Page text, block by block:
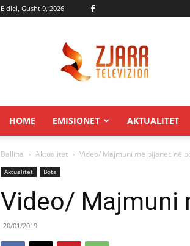
E diel, Gusht 9, 2026
HOME EMISIONET AKTUALITET
Ballina Aktualitet Video/ Majmuni më pijanec në
Aktualitet Bota
Video/ Majmuni
20/01/2019